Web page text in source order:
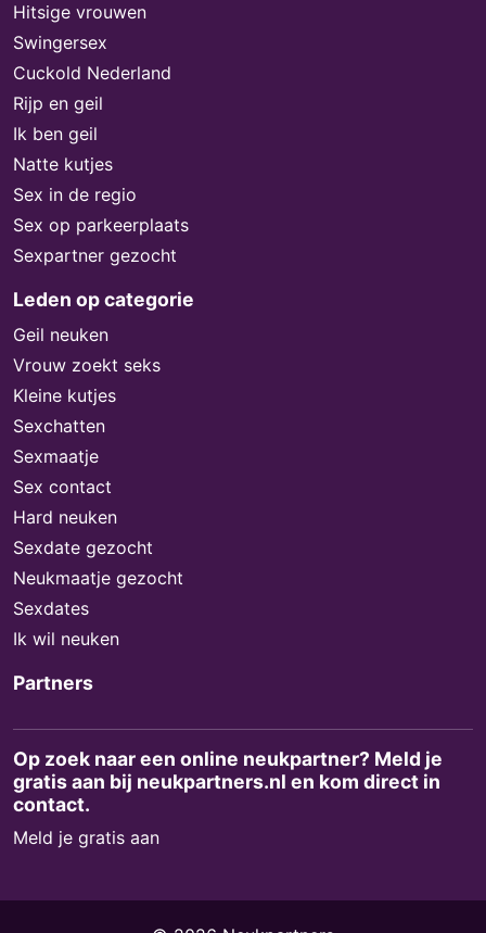
Hitsige vrouwen
Swingersex
Cuckold Nederland
Rijp en geil
Ik ben geil
Natte kutjes
Sex in de regio
Sex op parkeerplaats
Sexpartner gezocht
Leden op categorie
Geil neuken
Vrouw zoekt seks
Kleine kutjes
Sexchatten
Sexmaatje
Sex contact
Hard neuken
Sexdate gezocht
Neukmaatje gezocht
Sexdates
Ik wil neuken
Partners
Op zoek naar een online neukpartner? Meld je
gratis aan bij neukpartners.nl en kom direct in
contact.
Meld je gratis aan